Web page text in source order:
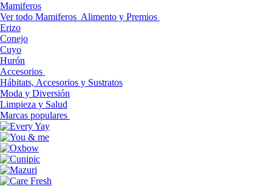
Mamiferos
Ver todo Mamiferos Alimento y Premios
Erizo
Conejo
Cuyo
Hurón
Accesorios
Hábitats, Accesorios y Sustratos
Moda y Diversión
Limpieza y Salud
Marcas populares